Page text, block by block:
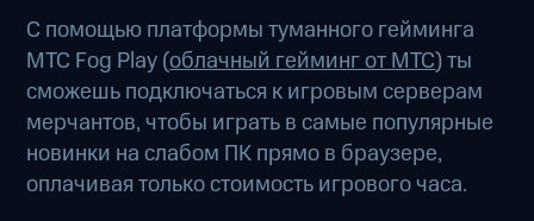
С помощью платформы туманного гейминга
МТС Fog Play (облачный гейминг от МТС) ты
сможешь подключаться к игровым серверам
мерчантов, чтобы играть в самые популярные
новинки на слабом ПК прямо в браузере,
оплачивая только стоимость игрового часа.